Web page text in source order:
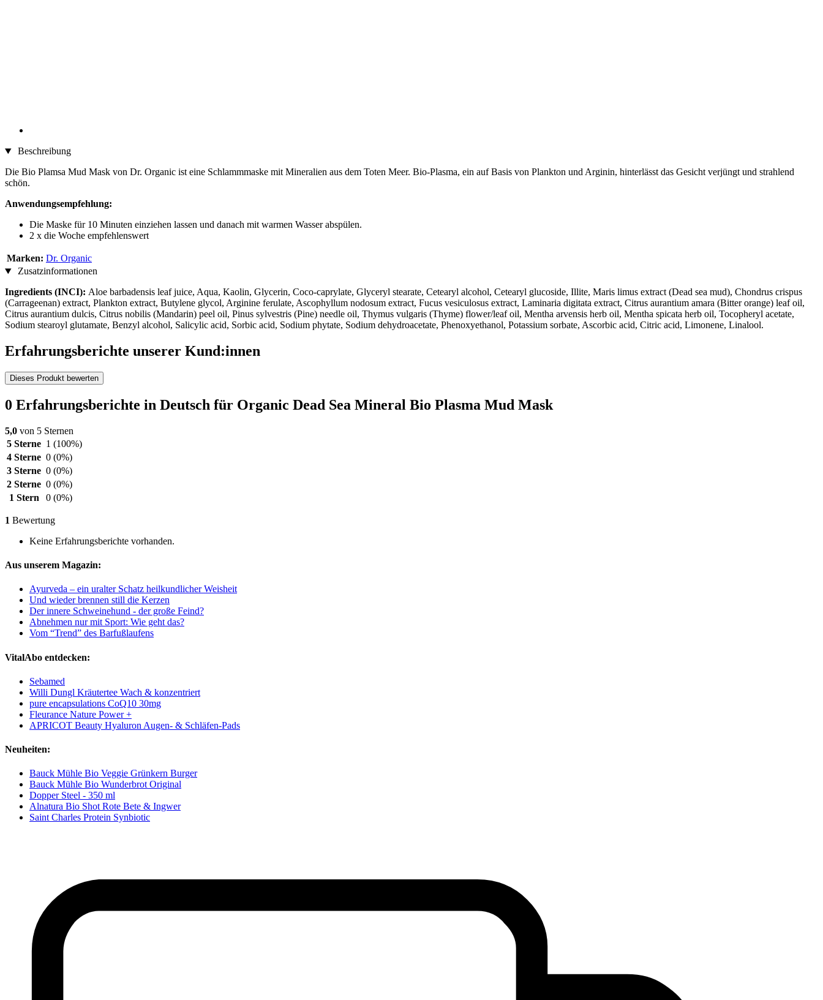
Beschreibung
Die Bio Plamsa Mud Mask von Dr. Organic ist eine Schlammmaske mit Mineralien aus dem Toten Meer. Bio-Plasma, ein auf Basis von Plankton und Arginin, hinterlässt das Gesicht verjüngt und strahlend
schön.
Anwendungsempfehlung:
Die Maske für 10 Minuten einziehen lassen und danach mit warmen Wasser abspülen.
2 x die Woche empfehlenswert
Marken: Dr. Organic
Zusatzinformationen
Ingredients (INCI): Aloe barbadensis leaf juice, Aqua, Kaolin, Glycerin, Coco-caprylate, Glyceryl stearate, Cetearyl alcohol, Cetearyl glucoside, Illite, Maris limus extract (Dead sea mud), Chondrus crispus
(Carrageenan) extract, Plankton extract, Butylene glycol, Arginine ferulate, Ascophyllum nodosum extract, Fucus vesiculosus extract, Laminaria digitata extract, Citrus aurantium amara (Bitter orange) leaf oil,
Citrus aurantium dulcis, Citrus nobilis (Mandarin) peel oil, Pinus sylvestris (Pine) needle oil, Thymus vulgaris (Thyme) flower/leaf oil, Mentha arvensis herb oil, Mentha spicata herb oil, Tocopheryl acetate,
Sodium stearoyl glutamate, Benzyl alcohol, Salicylic acid, Sorbic acid, Sodium phytate, Sodium dehydroacetate, Phenoxyethanol, Potassium sorbate, Ascorbic acid, Citric acid, Limonene, Linalool.
Erfahrungsberichte unserer Kund:innen
Dieses Produkt bewerten
0 Erfahrungsberichte in Deutsch für Organic Dead Sea Mineral Bio Plasma Mud Mask
5,0 von 5 Sternen
5 Sterne 1 (100%)
4 Sterne 0 (0%)
3 Sterne 0 (0%)
2 Sterne 0 (0%)
1 Stern
0 (0%)
1 Bewertung
Keine Erfahrungsberichte vorhanden.
Aus unserem Magazin:
Ayurveda – ein uralter Schatz heilkundlicher Weisheit
Und wieder brennen still die Kerzen
Der innere Schweinehund - der große Feind?
Abnehmen nur mit Sport: Wie geht das?
Vom “Trend” des Barfußlaufens
VitalAbo entdecken:
Sebamed
Willi Dungl Kräutertee Wach & konzentriert
pure encapsulations CoQ10 30mg
Fleurance Nature Power +
APRICOT Beauty Hyaluron Augen‑ & Schläfen‑Pads
Neuheiten:
Bauck Mühle Bio Veggie Grünkern Burger
Bauck Mühle Bio Wunderbrot Original
Dopper Steel - 350 ml
Alnatura Bio Shot Rote Bete & Ingwer
Saint Charles Protein Synbiotic